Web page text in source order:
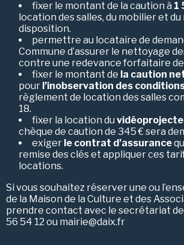
fixer le montant de la caution à 1
location des salles, du mobilier et
disposition.
permettre au locataire de
Commune d’assurer le nettoyage
contre une redevance forfaitaire de
fixer le montant de la caution
pour l’inobservation des
règlement de location des salles
18.
fixer la location du
chèque de caution de 345 € sera
exiger le contrat d’assurance
remise des clés et appliquer ces
locations.
Si vous souhaitez réserver une ou
de la Maison de la Culture et des
prendre contact avec le secrétariat de
56 54 12 ou mairie@daix.fr